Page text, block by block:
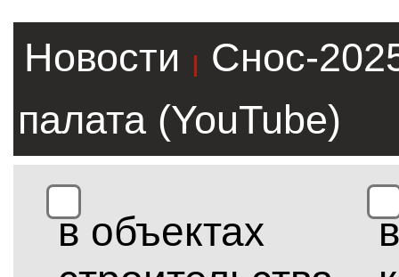
Новости |
Снос-
палата (YouTube)
в объектах
в